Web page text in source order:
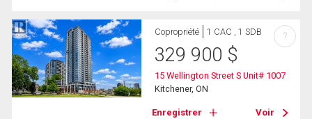
Copropriété 1 CAC , 1 SDB
329 900 $
15 Wellington Street S Unit# 1007
Kitchener, ON
Enregistrer Voir
?